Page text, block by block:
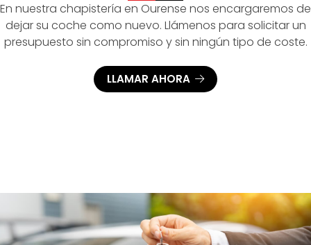
En nuestra chapistería en Ourense nos encargaremos de
dejar su coche como nuevo. Llámenos para solicitar un
presupuesto sin compromiso y sin ningún tipo de coste.
LLAMAR AHORA